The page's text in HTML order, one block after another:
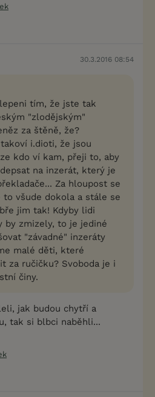
30.3.2016 08:54
tím, že jste tak
"zlodějským"
za štěně, že?
i.dioti, že jsou
kdo ví kam, přeji to, aby
na inzerát, který je
Za hloupost se
všude dokola a stále se
jim tak! Kdyby lidi
by zmizely, to je jediné
"závadné" inzeráty
malé děti, které
za ručičku? Svoboda je i
činy.
jak budou chytří a
tak si blbci naběhli...